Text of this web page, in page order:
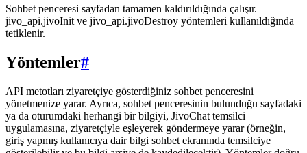
Sohbet penceresi sayfadan tamamen kaldırıldığında çalışır.
jivo_api.jivoInit ve jivo_api.jivoDestroy yöntemleri kullanıldığında
tetiklenir.
Yöntemler#
API metotları ziyaretçiye gösterdiğiniz sohbet penceresini
yönetmenize yarar. Ayrıca, sohbet penceresinin bulunduğu sayfadaki
ya da oturumdaki herhangi bir bilgiyi, JivoChat temsilci
uygulamasına, ziyaretçiyle eşleyerek göndermeye yarar (örneğin,
giriş yapmış kullanıcıya dair bilgi sohbet ekranında temsilciye